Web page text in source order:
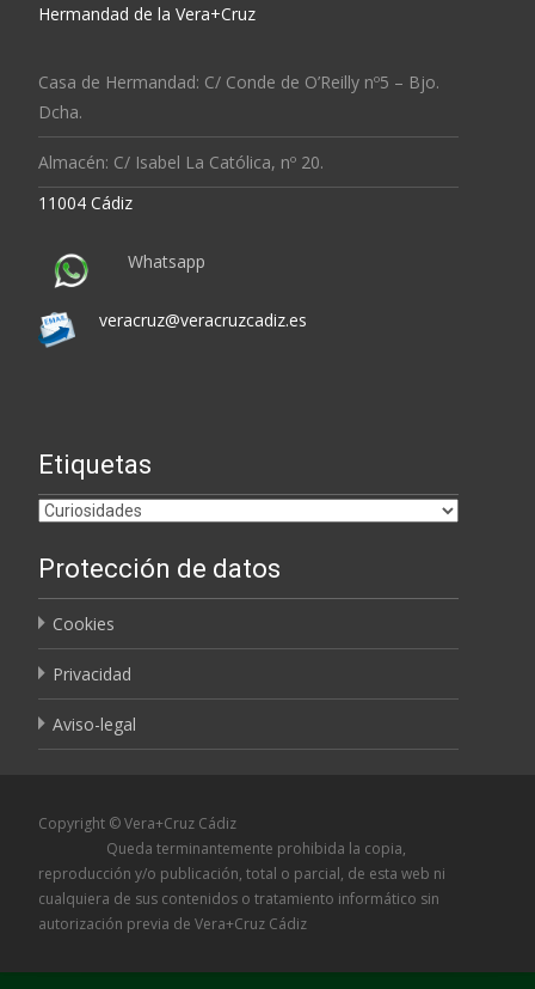
Hermandad de la Vera+Cruz
Casa de Hermandad: C/ Conde de O’Reilly nº5 – Bjo.
Dcha.
Almacén: C/ Isabel La Católica, nº 20.
11004 Cádiz
Whatsapp
veracruz@veracruzcadiz.es
Etiquetas
Etiquetas
Protección de datos
Cookies
Privacidad
Aviso-legal
Copyright © Vera+Cruz Cádiz
Queda terminantemente prohibida la copia,
reproducción y/o publicación, total o parcial, de esta web ni
cualquiera de sus contenidos o tratamiento informático sin
autorización previa de Vera+Cruz Cádiz